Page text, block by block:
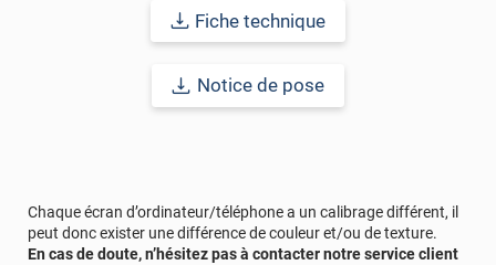
comptez sur ce vinyl de haute qualité avec une excellente
résistance à l’eau, à la saleté, à l’abrasion, aux UV et à l’usure.
imperfections. Classé A+ au test C.O.V et C-s2,d0 au feu, ce
revêtement peut être installé dans un lieu ouvert public.
Afin de vous rendre compte de la qualité et de son rendu
véritable, nous vous conseillons de faire une demande
d'échantillons gratuite.
Fiche technique
Notice de pose
Chaque écran d’ordinateur/téléphone a un calibrage différent, il
peut donc exister une différence de couleur et/ou de texture.
En cas de doute, n’hésitez pas à contacter notre service client